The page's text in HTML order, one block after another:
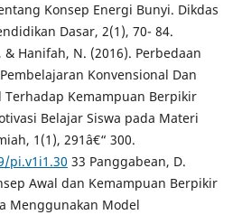
Konsep Energi Bunyi. Dikdas
Dasar, 2(1), 70- 84.
Hanifah, N. (2016). Perbedaan
Konvensional Dan
Terhadap Kemampuan Berpikir
Belajar Siswa pada Materi
1(1), 291â€“ 300.
pi.v1i1.30 33 Panggabean, D.
Awal dan Kemampuan Berpikir
Menggunakan Model